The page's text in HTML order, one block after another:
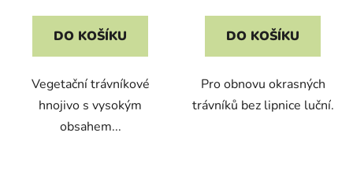
DO KOŠÍKU
Vegetační trávníkové
hnojivo s vysokým
obsahem...
DO KOŠÍKU
Pro obnovu okrasných
trávníků bez lipnice luční.